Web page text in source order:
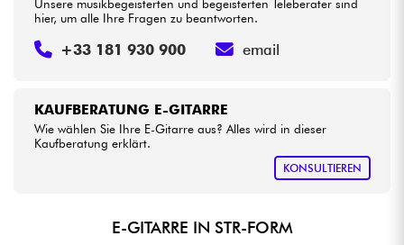
KAUFBERATUNG E-GITARRE
Wie wählen Sie Ihre E-Gitarre aus? Alles wird in dieser
Kaufberatung erklärt.
KONSULTIEREN
Unsere musikbegeisterten und begeisterten Teleberater sind
hier, um alle Ihre Fragen zu beantworten.
+33 181 930 900 email
E-GITARRE IN STR-FORM